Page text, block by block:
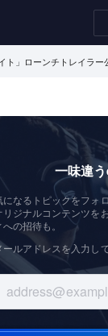
ト」ローンチトレイラー
一味違
になるトピックをフォ
リジナルコンテンツを
への招待も。
ールアドレスを入力し